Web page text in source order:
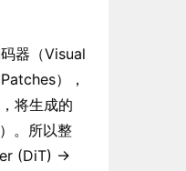
器（Visual
），
将生成的
。所以整
(DiT) ->